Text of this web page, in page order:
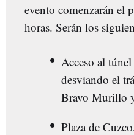
evento comenzarán el
horas. Serán los
Acceso al
desviando el
Bravo Murillo
Plaza de